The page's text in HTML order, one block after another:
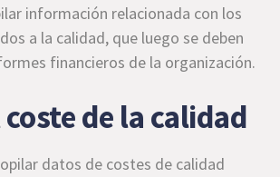
información relacionada con los
a la calidad, que luego se deben
financieros de la organización.
de la calidad
datos de costes de calidad